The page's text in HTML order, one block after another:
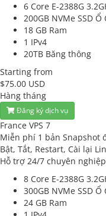
6 Core E-2388G
200GB NVMe SSD Ổ
18 GB Ram
1 IPv4
20TB Băng thông
Starting from
$75.00 USD
Hàng tháng
Đăng ký dịch vụ
France VPS 7
Miễn phí 1 bản Snapshot
Bật, Tắt, Restart, Cài lại
Hỗ trợ 24/7 chuyên nghiệp
8 Core E-2388G
300GB NVMe SSD Ổ
24 GB Ram